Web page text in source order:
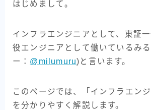
はじめまして。
インフラエンジニアとして、東証
役エンジニアとして働いているみ
ー： @milumuru)と言います。
このページでは、「インフラエン
を分かりやすく解説します。